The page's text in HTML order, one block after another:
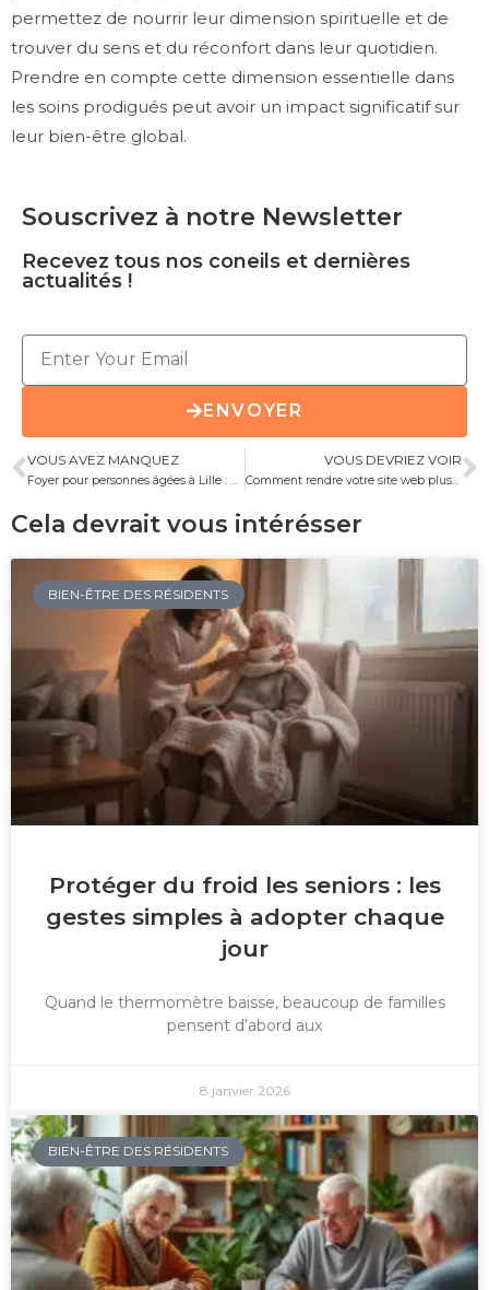
permettez de nourrir leur dimension spirituelle et de
trouver du sens et du réconfort dans leur quotidien.
Prendre en compte cette dimension essentielle dans
les soins prodigués peut avoir un impact significatif sur
leur bien-être global.
Souscrivez à notre Newsletter
Recevez tous nos coneils et dernières
actualités !
ENVOYER
VOUS AVEZ MANQUEZ
Foyer pour personnes âgées à Lille : Où trouver le meilleur établissement pour vos proches ?
VOUS DEVRIEZ VOIR
Comment rendre votre site web plus accessible pour tous les utilisateurs ?
Cela devrait vous intérésser
BIEN-ÊTRE DES RÉSIDENTS
Protéger du froid les seniors : les
gestes simples à adopter chaque
jour
Quand le thermomètre baisse, beaucoup de familles
pensent d’abord aux
8 janvier 2026
BIEN-ÊTRE DES RÉSIDENTS